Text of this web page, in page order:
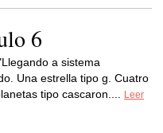
6
a sistema
Una estrella tipo g. Cuatro
tipo cascaron....
Leer